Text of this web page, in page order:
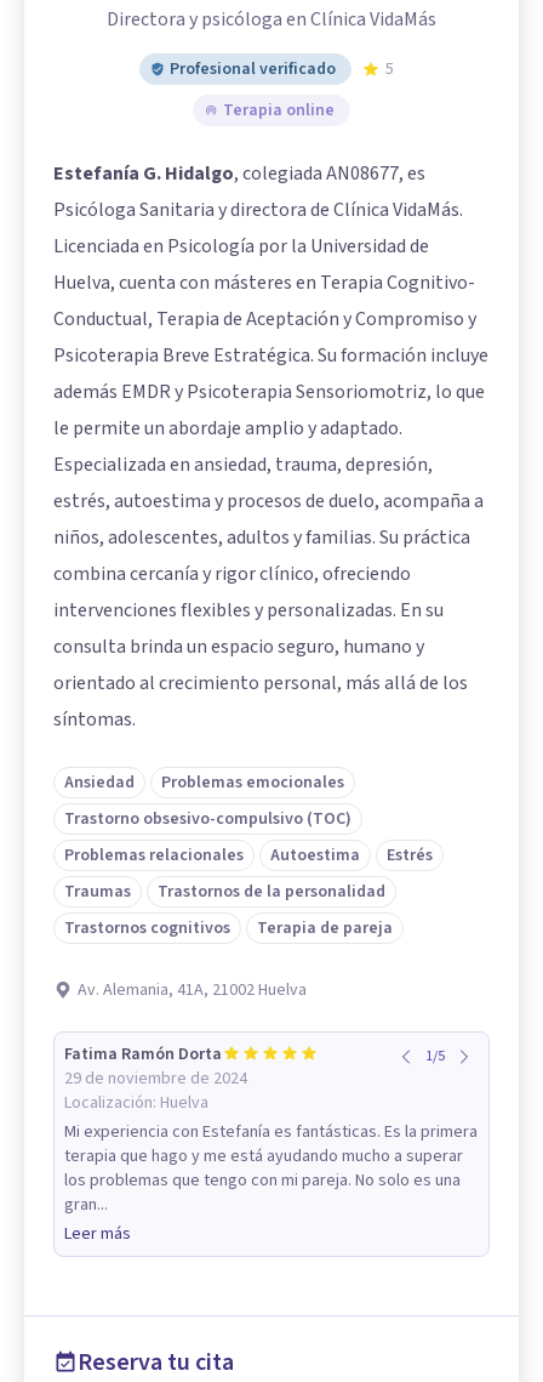
Directora y psicóloga en Clínica VidaMás
Profesional verificado
5
Terapia online
Estefanía G. Hidalgo, colegiada AN08677, es
Psicóloga Sanitaria y directora de Clínica VidaMás.
Licenciada en Psicología por la Universidad de
Huelva, cuenta con másteres en Terapia Cognitivo-
Conductual, Terapia de Aceptación y Compromiso y
Psicoterapia Breve Estratégica. Su formación incluye
además EMDR y Psicoterapia Sensoriomotriz, lo que
le permite un abordaje amplio y adaptado.
Especializada en ansiedad, trauma, depresión,
estrés, autoestima y procesos de duelo, acompaña a
niños, adolescentes, adultos y familias. Su práctica
combina cercanía y rigor clínico, ofreciendo
intervenciones flexibles y personalizadas. En su
consulta brinda un espacio seguro, humano y
orientado al crecimiento personal, más allá de los
síntomas.
Ansiedad
Problemas emocionales
Trastorno obsesivo-compulsivo (TOC)
Problemas relacionales
Autoestima
Estrés
Traumas
Trastornos de la personalidad
Trastornos cognitivos
Terapia de pareja
Av. Alemania, 41A, 21002 Huelva
Fatima Ramón Dorta
29 de noviembre de 2024
Localización: Huelva
1/5
Mi experiencia con Estefanía es fantásticas. Es la primera
terapia que hago y me está ayudando mucho a superar
los problemas que tengo con mi pareja. No solo es una
gran...
Leer más
Reserva tu cita